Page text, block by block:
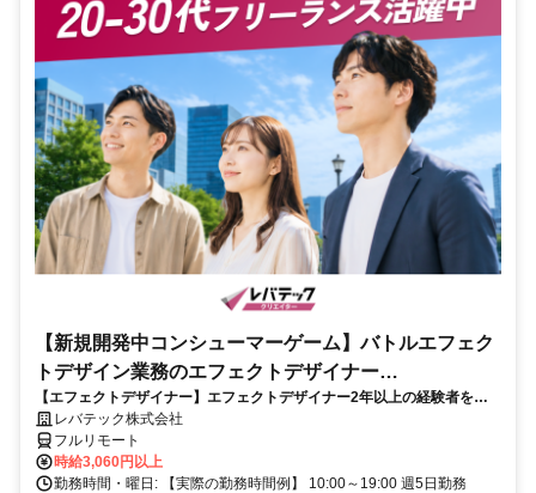
【新規開発中コンシューマーゲーム】バトルエフェク
トデザイン業務のエフェクトデザイナー
_LTCR187574_CP_CRG
【エフェクトデザイナー】エフェクトデザイナー2年以上の経験者を歓
迎！キャリアアップを目指したい方も大歓迎♪
レバテック株式会社
フルリモート
時給3,060円以上
勤務時間・曜日: 【実際の勤務時間例】 10:00～19:00 週5日勤務